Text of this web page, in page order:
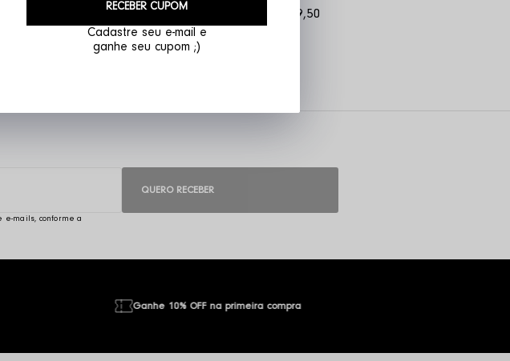
R$ 209,50
traduzem sofisticação, perfeitas para um look moderno e elegante.
QUERO RECEBER
e-mails, conforme a
Ganhe 10% OFF na primeira compra
Cadastre seu e-mail e
ganhe seu cupom ;)
RECEBER CUPOM